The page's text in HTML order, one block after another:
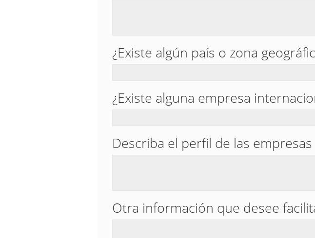
¿Existe algún país o zona
¿Existe alguna empresa
Describa el perfil de las
Otra información que desee